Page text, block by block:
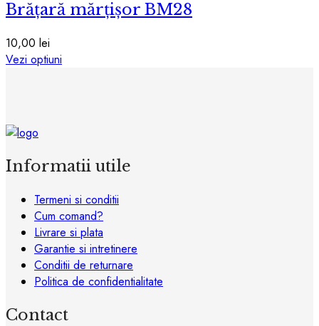
în
pagina
mai
produsului.
Brățară mărțișor BM28
10,00 lei
Vezi optiuni
Opțiunile
pot
alese
în
pagina
produsului.
Informatii utile
Termeni si conditii
Cum comand?
Livrare si plata
Garantie si intretinere
Conditii de returnare
Politica de confidentialitate
Contact